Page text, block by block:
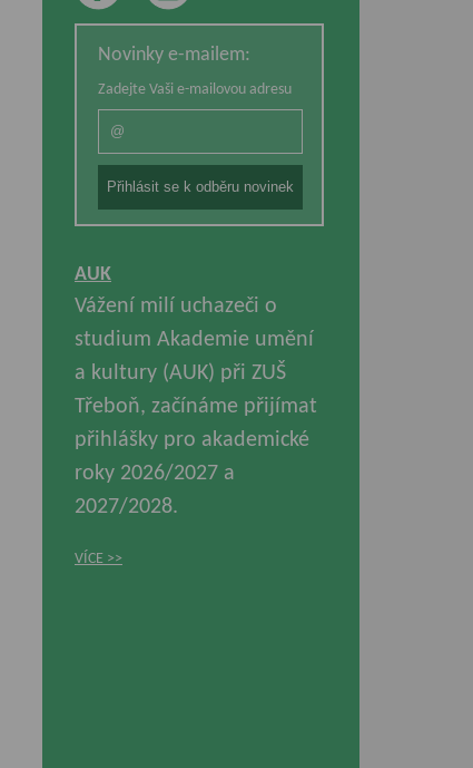
Novinky e-mailem:
Zadejte Vaši e-mailovou adresu
AUK
Vážení milí uchazeči o
studium Akademie umění
a kultury (AUK) při ZUŠ
Třeboň, začínáme přijímat
přihlášky pro akademické
roky 2026/2027 a
2027/2028.
VÍCE